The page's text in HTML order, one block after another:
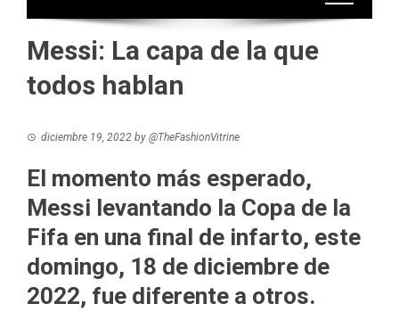
Messi: La capa de la que
todos hablan
diciembre 19, 2022 by @TheFashionVitrine
El momento más esperado,
Messi levantando la Copa de la
Fifa en una final de infarto, este
domingo, 18 de diciembre de
2022, fue diferente a otros.